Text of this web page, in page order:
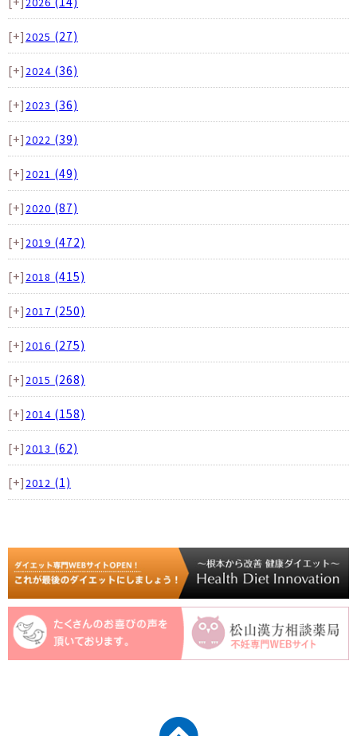
[+] 2025 (27)
[+] 2024 (36)
[+] 2023 (36)
[+] 2022 (39)
[+] 2021 (49)
[+] 2020 (87)
[+] 2019 (472)
[+] 2018 (415)
[+] 2017 (250)
[+] 2016 (275)
[+] 2015 (268)
[+] 2014 (158)
[+] 2013 (62)
[+] 2012 (1)